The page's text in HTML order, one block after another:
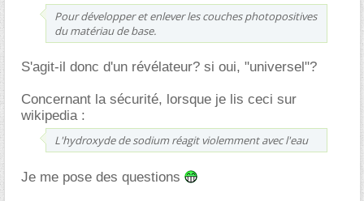
Pour développer et enlever les couches photopositives
du matériau de base.
S'agit-il donc d'un révélateur? si oui, "universel"?
Concernant la sécurité, lorsque je lis ceci sur
wikipedia :
L'hydroxyde de sodium réagit violemment avec l'eau
Je me pose des questions